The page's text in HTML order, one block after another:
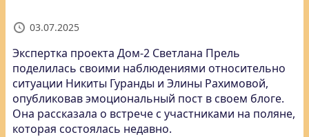
03.07.2025
Экспертка проекта Дом-2 Светлана Прель
поделилась своими наблюдениями относительно
ситуации Никиты Гуранды и Элины Рахимовой,
опубликовав эмоциональный пост в своем блоге.
Она рассказала о встрече с участниками на поляне,
которая состоялась недавно.